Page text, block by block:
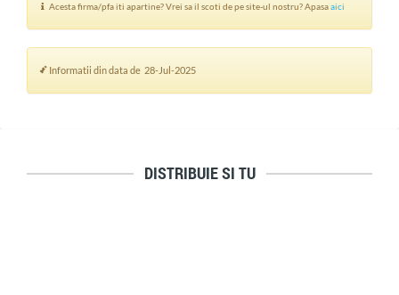
Acesta firma/pfa iti apartine? Vrei sa il scoti de pe site-ul nostru? Apasaaici
Informatii din data de 28-Jul-2025
DISTRIBUIE SI TU